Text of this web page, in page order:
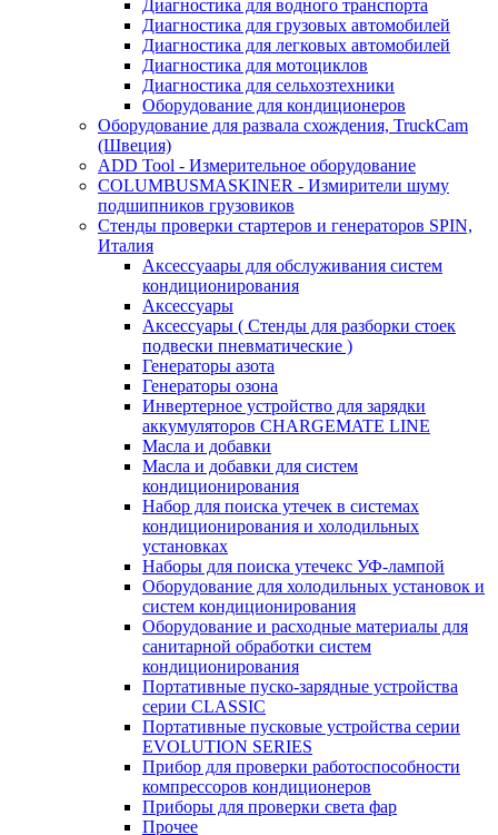
Диагностика для водного транспорта
Диагностика для грузовых автомобилей
Диагностика для легковых автомобилей
Диагностика для мотоциклов
Диагностика для сельхозтехники
Оборудование для кондиционеров
Оборудование для развала схождения, TruckCam
(Швеция)
ADD Tool - Измерительное оборудование
COLUMBUSMASKINER - Измирители шуму
подшипников грузовиков
Стенды проверки стартеров и генераторов SPIN,
Италия
Аксессуаары для обслуживания систем
кондиционирования
Аксессуары
Аксессуары ( Стенды для разборки стоек
подвески пневматические )
Генераторы азота
Генераторы озона
Инвертерное устройство для зарядки
аккумуляторов CHARGEMATE LINE
Масла и добавки
Масла и добавки для систем
кондиционирования
Набор для поиска утечек в системах
кондиционирования и холодильных
установках
Наборы для поиска утечекс УФ-лампой
Оборудование для холодильных установок и
систем кондиционирования
Оборудование и расходные материалы для
санитарной обработки систем
кондиционирования
Портативные пуско-зарядные устройства
серии CLASSIC
Портативные пусковые устройства серии
EVOLUTION SERIES
Прибор для проверки работоспособности
компрессоров кондиционеров
Приборы для проверки света фар
Прочее